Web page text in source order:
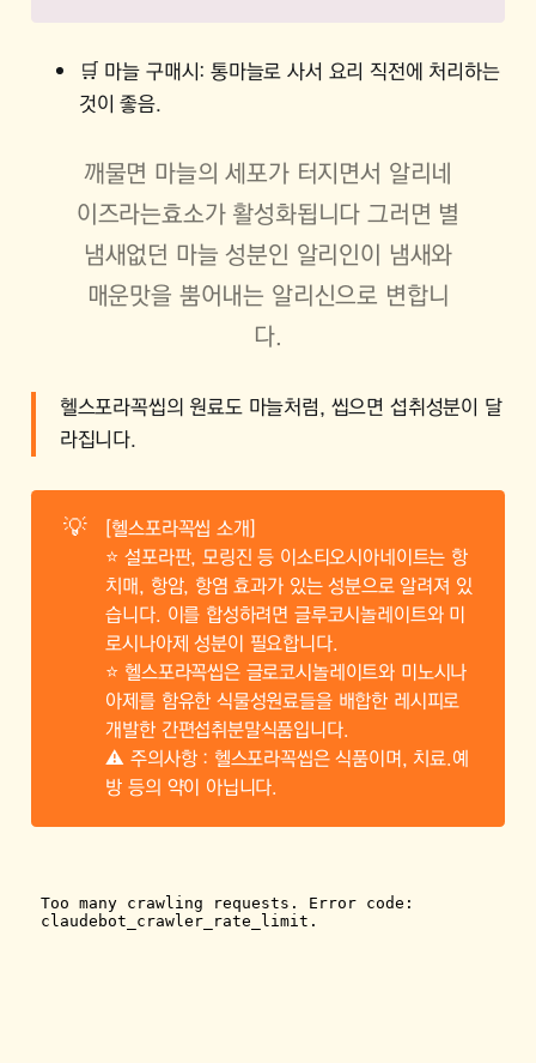
🛒 마늘 구매시: 통마늘로 사서 요리 직전에 처리하는
것이 좋음.
깨물면 마늘의 세포가 터지면서 알리네
이즈라는효소가 활성화됩니다 그러면 별
냄새없던 마늘 성분인 알리인이 냄새와
매운맛을 뿜어내는 알리신으로 변합니
다.
헬스포라꼭씹의 원료도 마늘처럼, 씹으면 섭취성분이 달
라집니다.
💡
[헬스포라꼭씹 소개]
⭐ 설포라판, 모링진 등 이소티오시아네이트는 항
치매, 항암, 항염 효과가 있는 성분으로 알려져 있
습니다. 이를 합성하려면 글루코시놀레이트와 미
로시나아제 성분이 필요합니다.
⭐ 헬스포라꼭씹은 글로코시놀레이트와 미노시나
아제를 함유한 식물성원료들을 배합한 레시피로
개발한 간편섭취분말식품입니다.
⚠ 주의사항 : 헬스포라꼭씹은 식품이며, 치료.예
방 등의 약이 아닙니다.